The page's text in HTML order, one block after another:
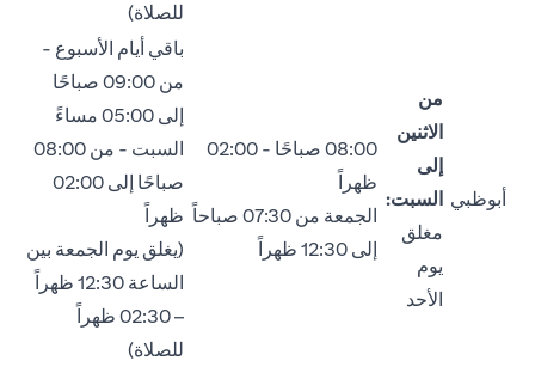
للصلاة)
أبوظبي
من
الاثنين
إلى
السبت:
مغلق
يوم
الأحد
08:00 صباحًا - 02:00
ظهراً
الجمعة من 07:30 صباحاً
إلى 12:30 ظهراً
باقي أيام الأسبوع -
من 09:00 صباحًا
إلى 05:00 مساءً
السبت - من 08:00
صباحًا إلى 02:00
ظهراً
(يغلق يوم الجمعة بين
الساعة 12:30 ظهراً
– 02:30 ظهراً
للصلاة)